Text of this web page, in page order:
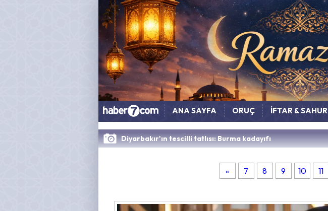
ANA SAYFA ORUÇ İFTAR & SAHUR
Diyarbakır'ın tescilli tatlısı: Burma kadayıfı
« 7 8 9 10 11